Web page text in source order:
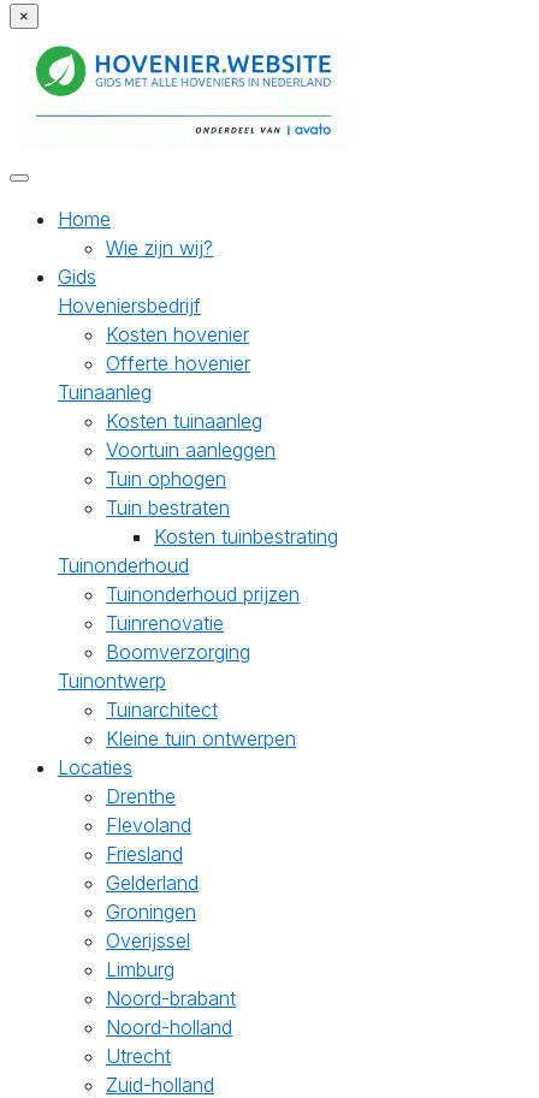
×
Home
Wie zijn wij?
Gids
Hoveniersbedrijf
Kosten hovenier
Offerte hovenier
Tuinaanleg
Kosten tuinaanleg
Voortuin aanleggen
Tuin ophogen
Tuin bestraten
Kosten tuinbestrating
Tuinonderhoud
Tuinonderhoud prijzen
Tuinrenovatie
Boomverzorging
Tuinontwerp
Tuinarchitect
Kleine tuin ontwerpen
Locaties
Drenthe
Flevoland
Friesland
Gelderland
Groningen
Overijssel
Limburg
Noord-brabant
Noord-holland
Utrecht
Zuid-holland